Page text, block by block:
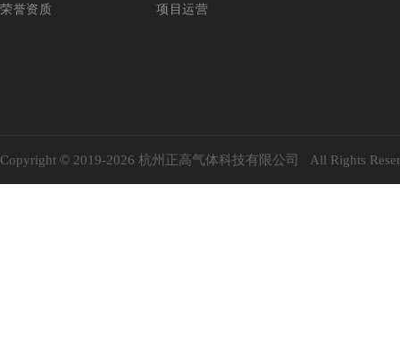
荣誉资质
项目运营
Copyright © 2019-2026 杭州正高气体科技有限公司 All Rights